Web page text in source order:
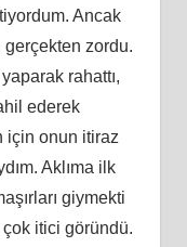
Ancak
gerçekten zordu.
rahattı,
ederek
için onun itiraz
Aklıma ilk
giymekti
itici göründü.